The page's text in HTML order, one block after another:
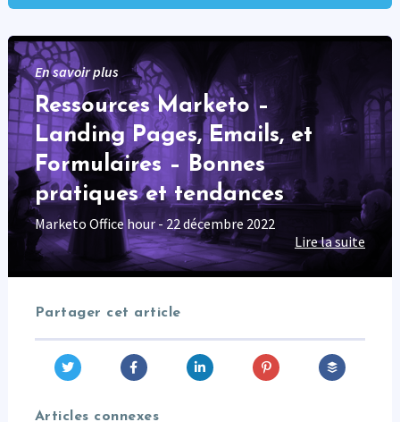
En savoir plus
Ressources Marketo –
Landing Pages, Emails, et
Formulaires – Bonnes
pratiques et tendances
Marketo Office hour - 22 décembre 2022
Lire la suite
Partager cet article
Articles connexes